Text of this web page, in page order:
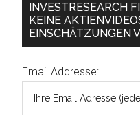
INVESTRESEARCH
KEINE
EINSCHÄTZUNGEN
Email Addresse: